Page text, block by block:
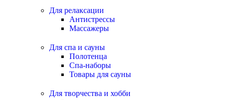
Для релаксации
Антистрессы
Массажеры
Для спа и сауны
Полотенца
Спа-наборы
Товары для сауны
Для творчества и хобби